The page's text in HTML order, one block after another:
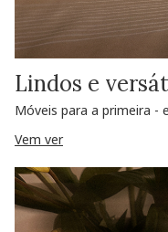
Lindos e
Móveis para a primeira -
Vem ver